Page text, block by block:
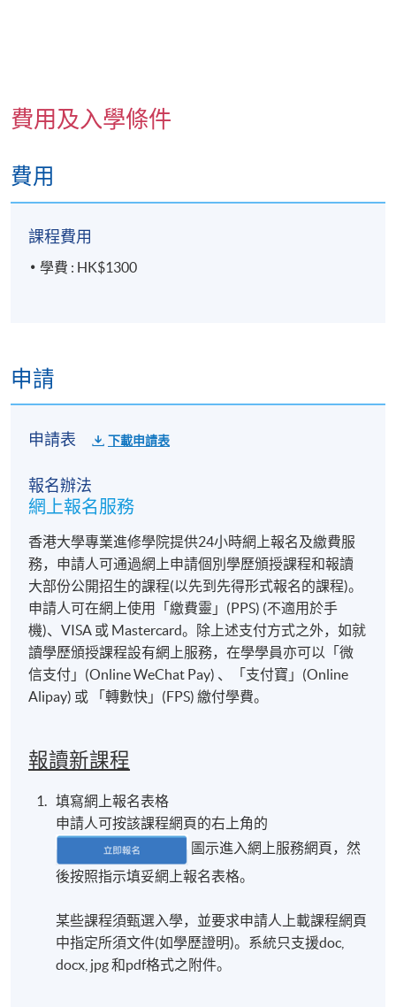
費用及入學條件
費用
課程費用
學費 : HK$1300
申請
申請表 下載申請表
報名辦法
網上報名服務
香港大學專業進修學院提供24小時網上報名及繳費服
務，申請人可通過網上申請個別學歷頒授課程和報讀
大部份公開招生的課程(以先到先得形式報名的課程)。
申請人可在網上使用「繳費靈」(PPS) (不適用於手
機)、VISA 或 Mastercard。除上述支付方式之外，如就
讀學歷頒授課程設有網上服務，在學學員亦可以「微
信支付」(Online WeChat Pay) 、「支付寶」(Online
Alipay) 或 「轉數快」(FPS) 繳付學費。
報讀新課程
填寫網上報名表格
申請人可按該課程網頁的右上角的
圖示進入網上服務網頁，然
後按照指示填妥網上報名表格。
某些課程須甄選入學，並要求申請人上載課程網頁
中指定所須文件(如學歷證明)。系統只支援doc,
docx, jpg 和pdf格式之附件。